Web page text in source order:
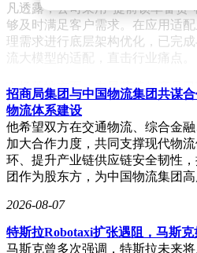
凡透露，公司采用“提前锁单备货
够及时满足客户需求。在应用适
理需求进行底层架构优化，已完
流大模型的适配，直击行业痛点。
市场落地方面，中昊芯英的产品
动、太极股份及江西上饶等地的
用于高校、科研机构的科研计算
传媒、教育、医疗等多个行业。
户选择的核心因素：在同规模大
台的百万Token成本仅为海外主流
具备集群稳定运行、芯片互联可
套优势。
面对上游元器件涨价压力，中昊芯
杨龚轶凡介绍，公司通过底层架
招商局集团与中国物流集团共谋
物流体系建设
他希望双方在交通物流、综合金
加大合作力度，共同支撑现代物
环、提升产业链供应链安全韧性
团作为股东方，为中国物流集团
2026-08-07
特斯拉Robotaxi扩张遇阻，马斯
马斯克曾多次强调，特斯拉未来